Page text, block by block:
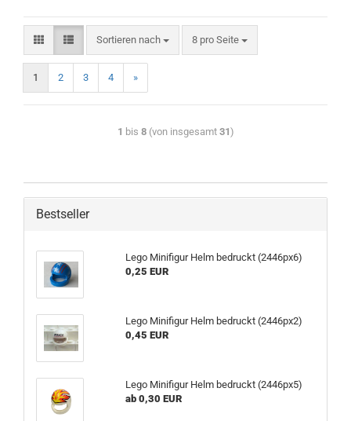
Sortieren nach 8 pro Seite
1 2 3 4 »
1 bis 8(von insgesamt 31)
Bestseller
Lego Minifigur Helm bedruckt (2446px6)
0,25 EUR
Lego Minifigur Helm bedruckt (2446px2)
0,45 EUR
Lego Minifigur Helm bedruckt (2446px5)
ab 0,30 EUR